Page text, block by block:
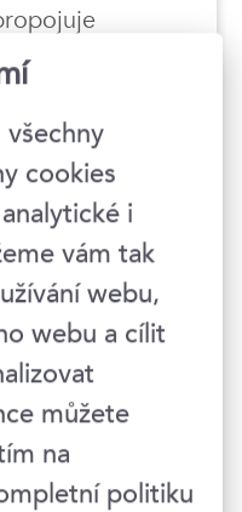
v
MBA
a
a
vystupuje
na
speaker,
udrželi drive,
o své
všechny
cookies
i
vám tak
webu,
webu a cílit
můžete
na
politiku